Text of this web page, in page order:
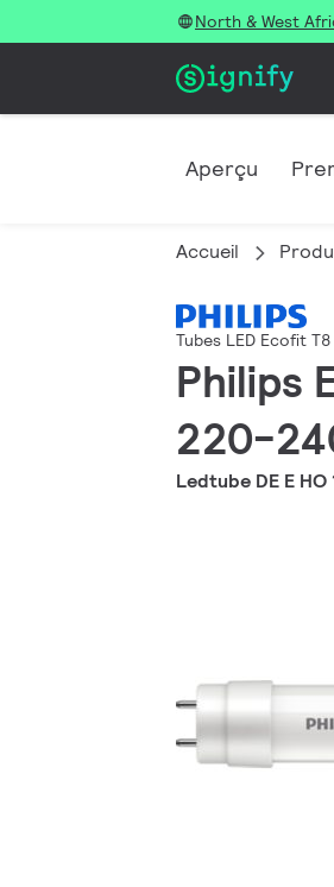
North & West
Aperçu
Accueil
Tubes LED Ecofit T8
Philips
220-
Ledtube DE E